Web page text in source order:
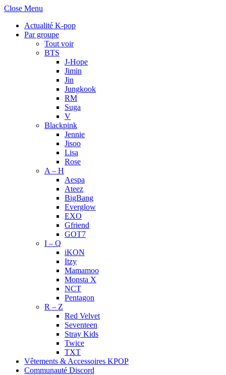
Close Menu
Actualité K-pop
Par groupe
Tout voir
BTS
J-Hope
Jimin
Jin
Jungkook
RM
Suga
V
Blackpink
Jennie
Jisoo
Lisa
Rose
A – H
Aespa
Ateez
BigBang
Everglow
EXO
Gfriend
GOT7
I – Q
iKON
Itzy
Mamamoo
Monsta X
NCT
Pentagon
R – Z
Red Velvet
Seventeen
Stray Kids
Twice
TXT
Vêtements & Accessoires KPOP
Communauté Discord